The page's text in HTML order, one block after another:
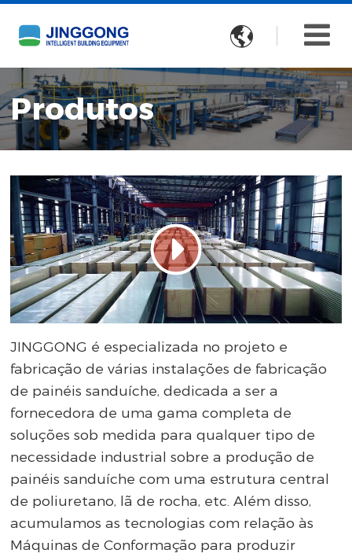

Produtos
JINGGONG é especializada no projeto e
fabricação de várias instalações de fabricação
de painéis sanduíche, dedicada a ser a
fornecedora de uma gama completa de
soluções sob medida para qualquer tipo de
necessidade industrial sobre a produção de
painéis sanduíche com uma estrutura central
de poliuretano, lã de rocha, etc. Além disso,
acumulamos as tecnologias com relação às
Máquinas de Conformação para produzir